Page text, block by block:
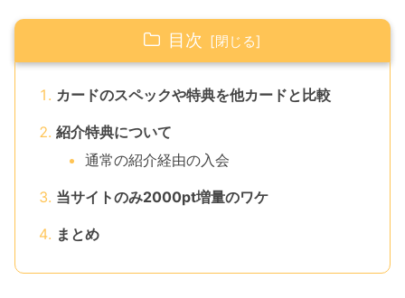
目次
カードのスペックや特典を他カードと比較
紹介特典について
通常の紹介経由の入会
当サイトのみ2000pt増量のワケ
まとめ